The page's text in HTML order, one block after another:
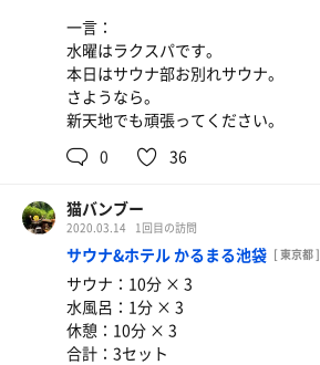
一言：
水曜はラクスパです。
本日はサウナ部お別れサウナ。
さようなら。
新天地でも頑張ってください。
0
36
猫バンブー
2020.03.14 1回目の訪問
サウナ&ホテル かるまる池袋 [ 東京都 ]
サウナ：10分 × 3
水風呂：1分 × 3
休憩：10分 × 3
合計：3セット